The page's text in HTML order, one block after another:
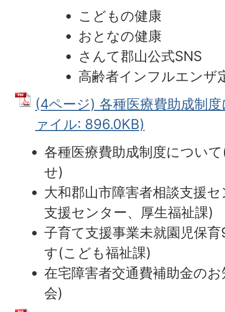
こどもの健康
おとなの健康
さんて郡山公式SNS
高齢者インフルエンザ
(4ページ) 各種医療費助成制
ァイル: 896.0KB)
各種医療費助成制度につい
せ)
大和郡山市障害者相談支援
支援センター、厚生福祉課)
子育て支援事業未就園児保
す(こども福祉課)
在宅障害者交通費補助金の
会)